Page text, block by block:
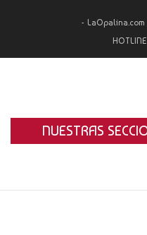
NUESTRAS
LA OPALINA